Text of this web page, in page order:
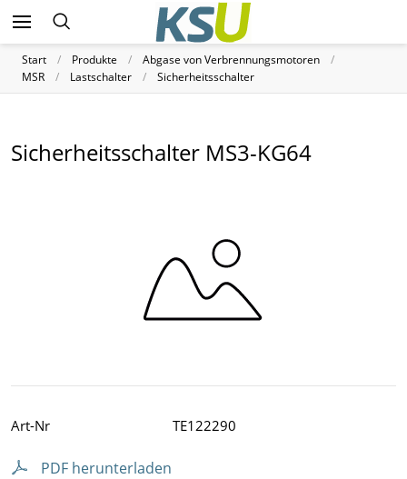
Start Produkte
Abgase von Verbrennungsmotoren
MSR
Lastschalter Sicherheitsschalter
Sicherheitsschalter MS3-KG64
PDF herunterladen
Art-Nr TE122290